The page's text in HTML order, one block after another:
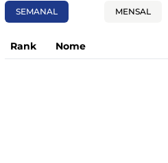
SEMANAL MENSAL
Rank Nome